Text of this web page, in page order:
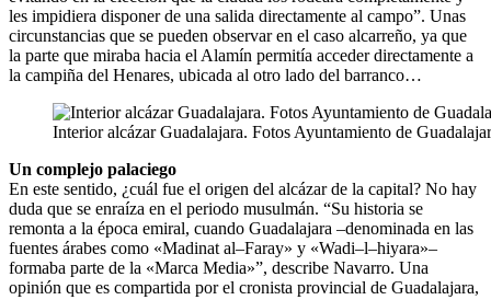
les impidiera disponer de una salida directamente al campo”. Unas
circunstancias que se pueden observar en el caso alcarreño, ya que
la parte que miraba hacia el Alamín permitía acceder directamente a
la campiña del Henares, ubicada al otro lado del barranco…
Interior alcázar Guadalajara. Fotos Ayuntamiento de
Un complejo palaciego
En este sentido, ¿cuál fue el origen del alcázar de la capital? No hay
duda que se enraíza en el periodo musulmán. “Su historia se
remonta a la época emiral, cuando Guadalajara –denominada en las
fuentes árabes como «Madinat al–Faray» y «Wadi–l–hiyara»–
formaba parte de la «Marca Media»”, describe Navarro. Una
opinión que es compartida por el cronista provincial de Guadalajara,